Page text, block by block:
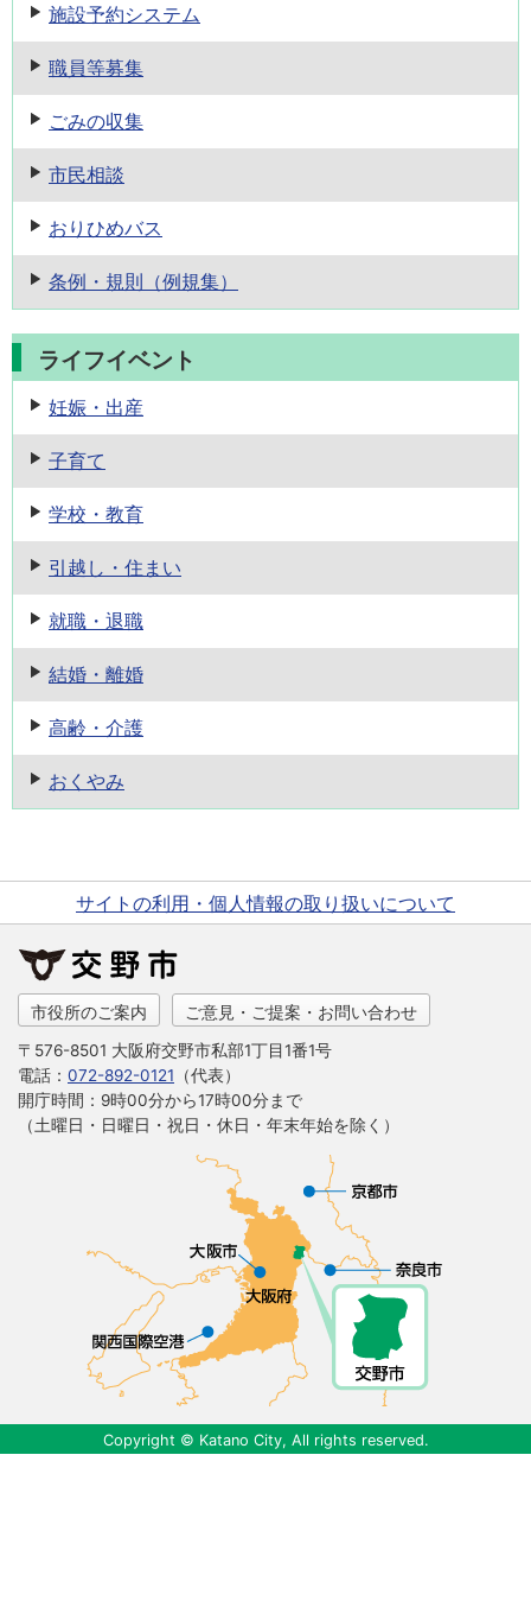
施設予約システム
職員等募集
ごみの収集
市民相談
おりひめバス
条例・規則 （例規集）
ライフイベント
妊娠・出産
子育て
学校・教育
引越し・住まい
就職・退職
結婚・離婚
高齢・介護
おくやみ
サイトの利用・個人情報の取り扱いについて
市役所のご案内 ご意見・ご提案・お問い合わせ
〒576-8501 大阪府交野市私部1丁目1番1号
電話： 072-892-0121 （代表）
開庁時間：9時00分から17時00分まで
（土曜日・日曜日・祝日・休日・年末年始を除く）
Copyright © Katano City, All rights reserved.